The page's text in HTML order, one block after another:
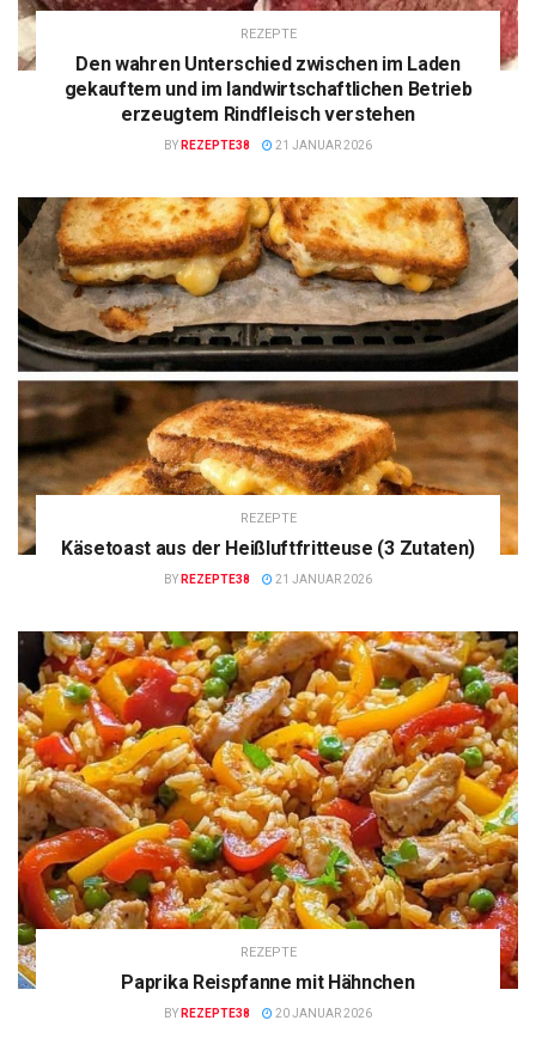
REZEPTE
Den wahren Unterschied zwischen im Laden
gekauftem und im landwirtschaftlichen Betrieb
erzeugtem Rindfleisch verstehen
BY REZEPTE38 21 JANUAR 2026
REZEPTE
Käsetoast aus der Heißluftfritteuse (3 Zutaten)
BY REZEPTE38 21 JANUAR 2026
REZEPTE
Paprika Reispfanne mit Hähnchen
BY REZEPTE38 20 JANUAR 2026